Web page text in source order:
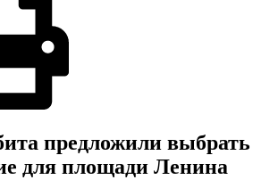
предложили выбрать
для площади Ленина